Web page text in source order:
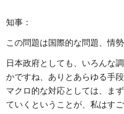
知事：
この問題は国際的な問題、情
日本政府としても、いろんな
かですね、ありとあらゆる手
マクロ的な対応としては、ま
ていくということが、私はす